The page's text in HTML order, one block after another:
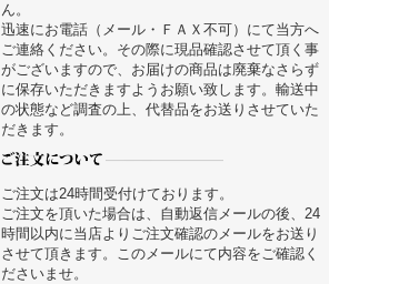
ん。
迅速にお電話（メール・ＦＡＸ不可）にて当方へ
ご連絡ください。その際に現品確認させて頂く事
がございますので、お届けの商品は廃棄なさらず
に保存いただきますようお願い致します。輸送中
の状態など調査の上、代替品をお送りさせていた
だきます。
ご注文は24時間受付けております。
ご注文を頂いた場合は、自動返信メールの後、24
時間以内に当店よりご注文確認のメールをお送り
させて頂きます。このメールにて内容をご確認く
ださいませ。